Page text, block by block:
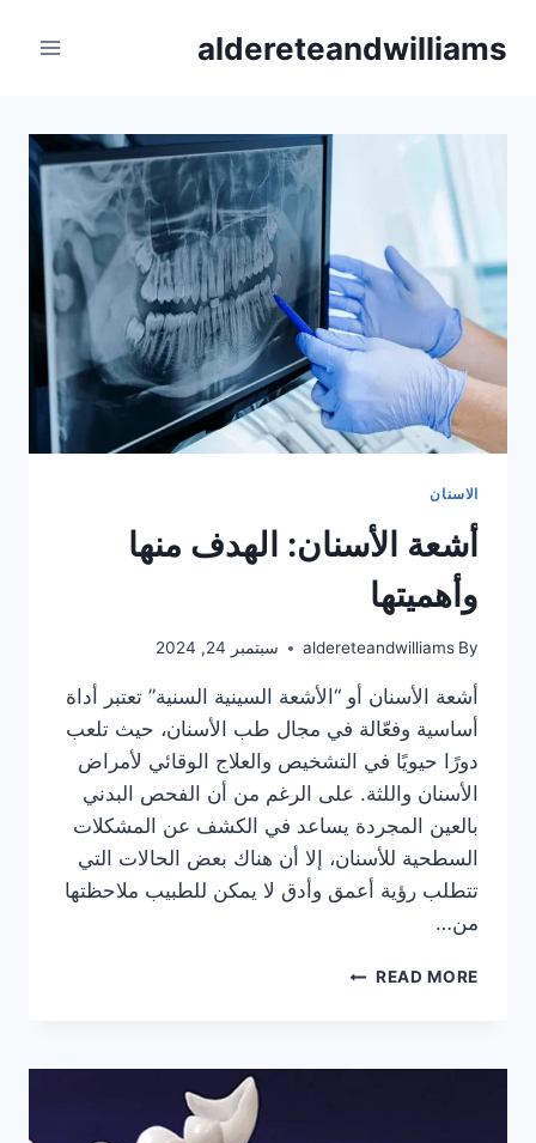
aldereteandwilliams
الاسنان
أشعة الأسنان: الهدف منها
وأهميتها
By
aldereteandwilliams سبتمبر 24, 2024
أشعة الأسنان أو “الأشعة السينية السنية” تعتبر أداة
أساسية وفعّالة في مجال طب الأسنان، حيث تلعب
دورًا حيويًا في التشخيص والعلاج الوقائي لأمراض
الأسنان واللثة. على الرغم من أن الفحص البدني
بالعين المجردة يساعد في الكشف عن المشكلات
السطحية للأسنان، إلا أن هناك بعض الحالات التي
تتطلب رؤية أعمق وأدق لا يمكن للطبيب ملاحظتها
من…
READ MOREأشعة
وأهميتها